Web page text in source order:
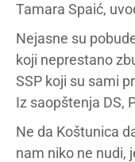
Tamara Spaić,
Nejasne su
koji neprestano
SSP koji su sami
Iz saopštenja DS,
Ne da Koštunica
nam niko ne nudi,